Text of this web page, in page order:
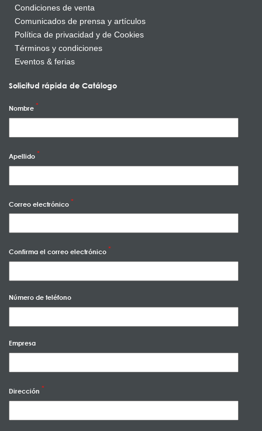
Condiciones de venta
Comunicados de prensa y artículos
Política de privacidad y de Cookies
Términos y condiciones
Eventos & ferias
Solicitud rápida de Catálogo
Nombre
Apellido
Correo electrónico
Confirma el correo electrónico
Número de teléfono
Empresa
Dirección